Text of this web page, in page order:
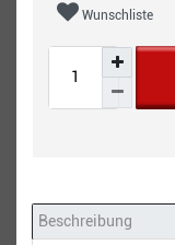
Wunschliste
Beschreibung